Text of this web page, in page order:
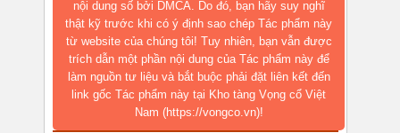
nội dung số bởi DMCA. Do đó, bạn hãy suy nghĩ
thật kỹ trước khi có ý định sao chép Tác phẩm này
từ website của chúng tôi! Tuy nhiên, bạn vẫn được
trích dẫn một phần nội dung của Tác phẩm này để
làm nguồn tư liệu và bắt buộc phải đặt liên kết đến
link gốc Tác phẩm này tại Kho tàng Vọng cổ Việt
Nam (https://vongco.vn)!